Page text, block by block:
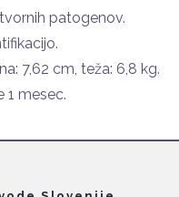
patogenov.
7,62 cm, teža: 6,8 kg.
1 mesec.